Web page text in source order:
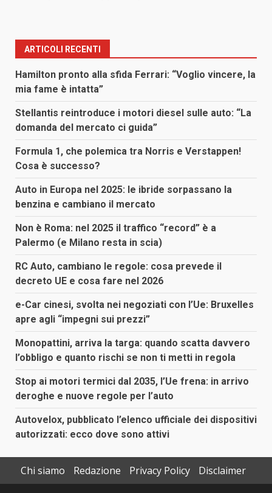
ARTICOLI RECENTI
Hamilton pronto alla sfida Ferrari: “Voglio vincere, la
mia fame è intatta”
Stellantis reintroduce i motori diesel sulle auto: “La
domanda del mercato ci guida”
Formula 1, che polemica tra Norris e Verstappen!
Cosa è successo?
Auto in Europa nel 2025: le ibride sorpassano la
benzina e cambiano il mercato
Non è Roma: nel 2025 il traffico “record” è a
Palermo (e Milano resta in scia)
RC Auto, cambiano le regole: cosa prevede il
decreto UE e cosa fare nel 2026
e-Car cinesi, svolta nei negoziati con l’Ue: Bruxelles
apre agli “impegni sui prezzi”
Monopattini, arriva la targa: quando scatta davvero
l’obbligo e quanto rischi se non ti metti in regola
Stop ai motori termici dal 2035, l’Ue frena: in arrivo
deroghe e nuove regole per l’auto
Autovelox, pubblicato l’elenco ufficiale dei dispositivi
autorizzati: ecco dove sono attivi
Chi siamo Redazione Privacy Policy
Disclaimer